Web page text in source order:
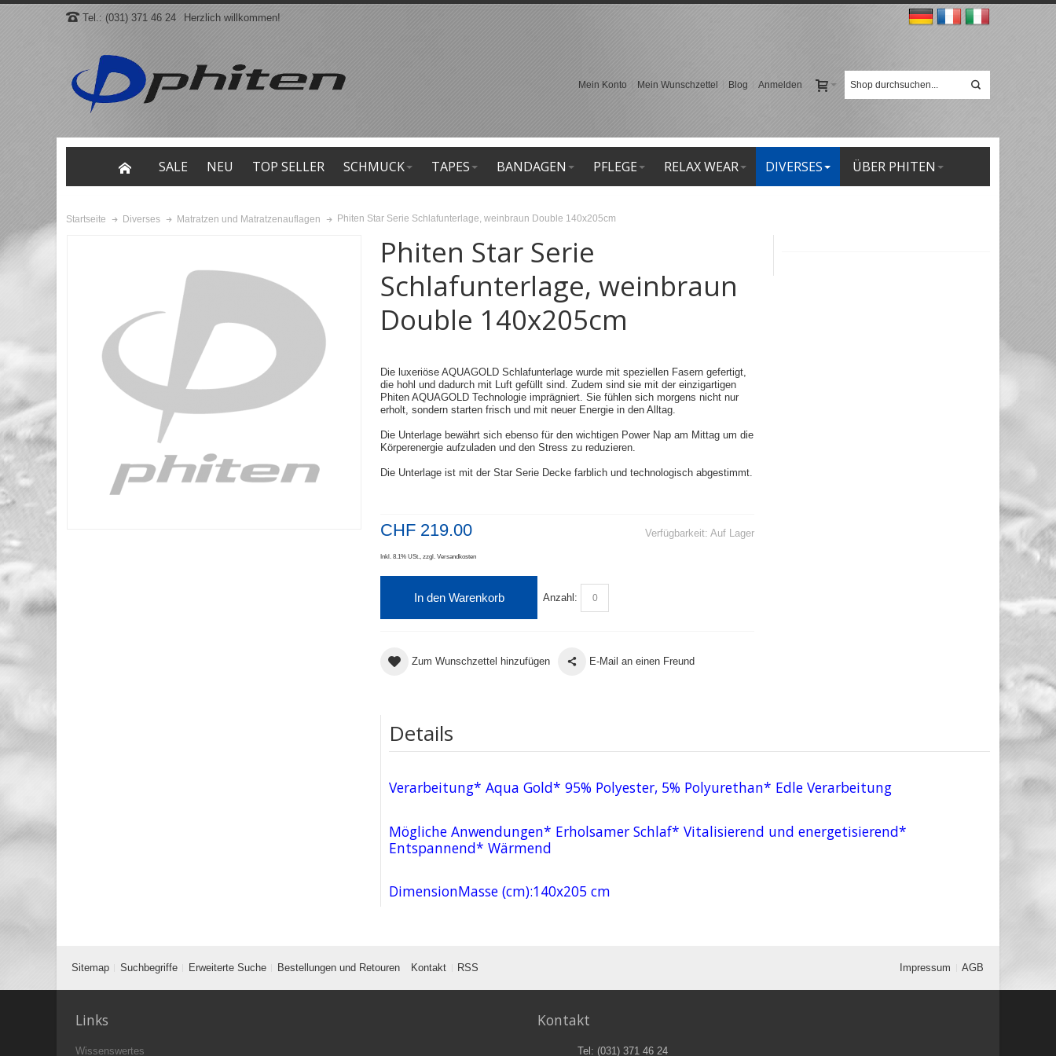
Tel.: (031) 371 46 24 Herzlich willkommen!
Mein Konto Mein Wunschzettel Blog Anmelden
SALE NEU TOP SELLER SCHMUCK TAPES BANDAGEN PFLEGE RELAX WEAR DIVERSES ÜBER PHITEN
Startseite Diverses Matratzen und Matratzenauflagen Phiten Star Serie Schlafunterlage, weinbraun Double 140x205cm
Phiten Star Serie
Schlafunterlage, weinbraun
Double 140x205cm
Die luxeriöse AQUAGOLD Schlafunterlage wurde mit speziellen Fasern gefertigt,
die hohl und dadurch mit Luft gefüllt sind. Zudem sind sie mit der einzigartigen
Phiten AQUAGOLD Technologie imprägniert. Sie fühlen sich morgens nicht nur
erholt, sondern starten frisch und mit neuer Energie in den Alltag.
Die Unterlage bewährt sich ebenso für den wichtigen Power Nap am Mittag um die
Körperenergie aufzuladen und den Stress zu reduzieren.
Die Unterlage ist mit der Star Serie Decke farblich und technologisch abgestimmt.
Verfügbarkeit: Auf Lager
CHF 219.00
Inkl. 8.1% USt. zzgl. Versandkosten
Anzahl:
In den Warenkorb
Zum Wunschzettel hinzufügen E-Mail an einen Freund
Details
Verarbeitung* Aqua Gold* 95% Polyester, 5% Polyurethan* Edle Verarbeitung
Mögliche Anwendungen* Erholsamer Schlaf* Vitalisierend und energetisierend*
Entspannend* Wärmend
DimensionMasse (cm):140x205 cm
Sitemap Suchbegriffe Erweiterte Suche Bestellungen und Retouren Kontakt RSS Impressum AGB
Links
Wissenswertes
Kontakt
Tel: (031) 371 46 24